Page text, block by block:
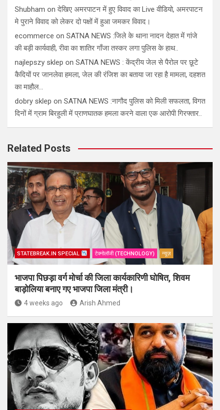
Shubham onदेखिए अमरपाटन में हुए विवाद का Live वीडियो, अमरपाटन
मे पुराने विवाद को लेकर दो पक्षों में हुआ जमकर विवाद।
ecommerce on SATNA NEWS :जिले के थाना नादन देहात में गांजे
की बड़ी कार्यवाही, रीवा का शातिर गाँजा तस्कर लगा पुलिस के हाथ..
najlepszy sklep on SATNA NEWS : केंद्रीय जेल से पैरोल पर छूटे
कैदियों पर जानलेवा हमला, जेल की रंजिश का बताया जा रहा है मामला, दहशत
का माहौल…
dobry sklep on SATNA NEWS :नागौद पुलिस को मिली सफलता, विगत
दिनों में ग्राम बिरहुली में प्राणघातक हमला करने वाला एक आरोपी गिरफ्तार..
Related Posts
STATEBREAK.IN SPECIAL टेक्नोलॉजी (TECHNOLOGY) न्यूज़
भाजपा पिछड़ा वर्ग मोर्चा की जिला कार्यकारिणी घोषित, शिवम
बाड़ोलिया बनाए गए भाजपा जिला मंत्री।
4 weeks ago Arish Ahmed